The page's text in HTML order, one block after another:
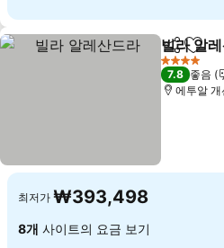
공유 즐겨
빌라 알
4 성급
7.8 좋음
에투알
최저가 ₩393,498
8개 사이트의 요금 보기